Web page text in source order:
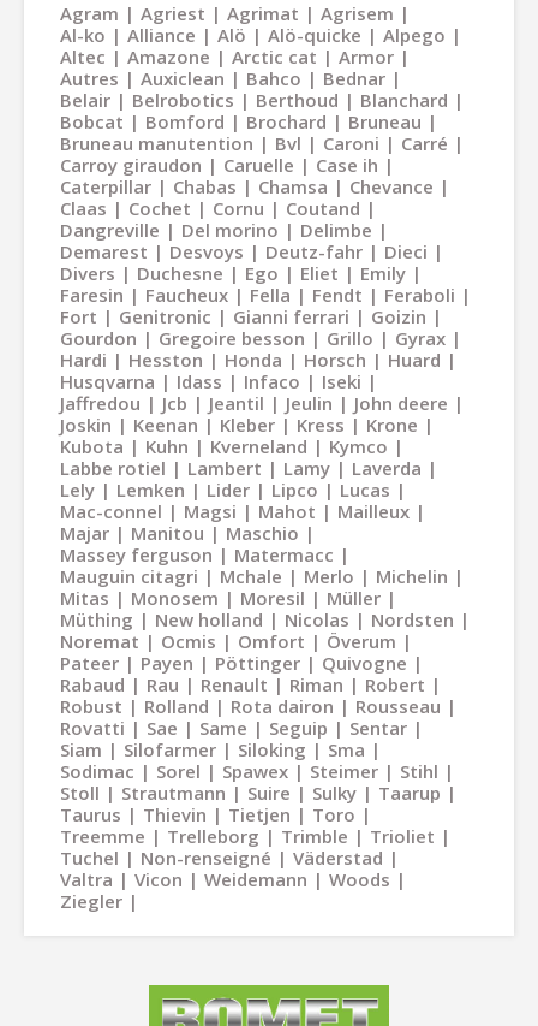
Agram Agriest Agrimat
Agrisem
Al-ko
Alliance Alö Alö-quicke
Alpego
Altec
Amazone Arctic cat
Armor
Autres
Auxiclean Bahco
Bednar
Belair
Belrobotics Berthoud
Blanchard
Bobcat
Bomford Brochard
Bruneau
Bruneau manutention
Bvl Caroni
Carré
Carroy giraudon
Caruelle
Case ih
Caterpillar
Chabas Chamsa
Chevance
Claas
Cochet Cornu
Coutand
Dangreville
Del morino
Delimbe
Demarest
Desvoys Deutz-fahr
Dieci
Divers
Duchesne Ego Eliet
Emily
Faresin
Faucheux Fella Fendt
Feraboli
Fort
Genitronic Gianni ferrari
Goizin
Gourdon
Gregoire besson Grillo
Gyrax
Hardi
Hesston Honda Horsch
Huard
Husqvarna
Idass Infaco
Iseki
Jaffredou
Jcb Jeantil Jeulin
John deere
Joskin
Keenan Kleber Kress
Krone
Kubota
Kuhn Kverneland
Kymco
Labbe rotiel
Lambert Lamy
Laverda
Lely
Lemken Lider Lipco
Lucas
Mac-connel
Magsi Mahot
Mailleux
Majar
Manitou
Maschio
Massey ferguson
Matermacc
Mauguin citagri
Mchale Merlo
Michelin
Mitas
Monosem Moresil
Müller
Müthing
New holland Nicolas
Nordsten
Noremat
Ocmis Omfort
Överum
Pateer
Payen Pöttinger
Quivogne
Rabaud
Rau Renault Riman
Robert
Robust
Rolland Rota dairon
Rousseau
Rovatti
Sae Same Seguip
Sentar
Siam
Silofarmer Siloking
Sma
Sodimac
Sorel Spawex Steimer
Stihl
Stoll
Strautmann Suire Sulky
Taarup
Taurus
Thievin Tietjen
Toro
Treemme
Trelleborg Trimble
Trioliet
Tuchel
Non-renseigné
Väderstad
Valtra
Vicon Weidemann
Woods
Ziegler